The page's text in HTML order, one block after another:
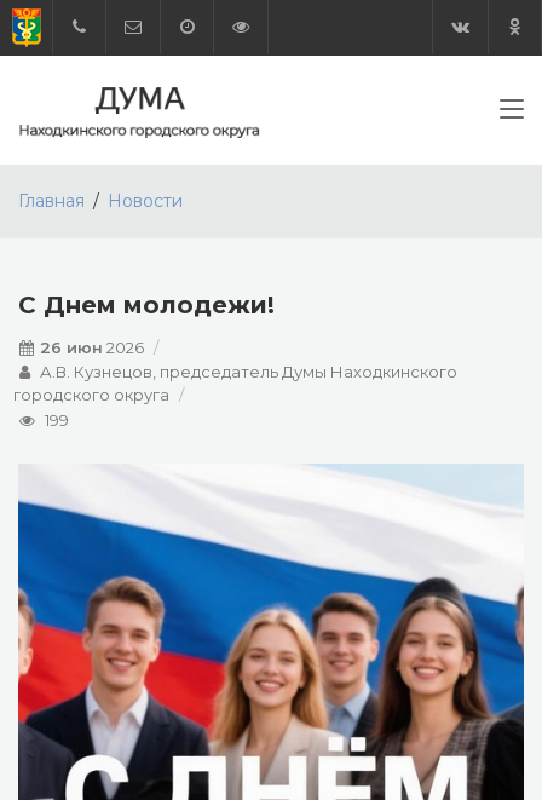
Главная Новости
С Днем молодежи!
26 июн 2026
А.В. Кузнецов, председатель Думы Находкинского
городского округа
199